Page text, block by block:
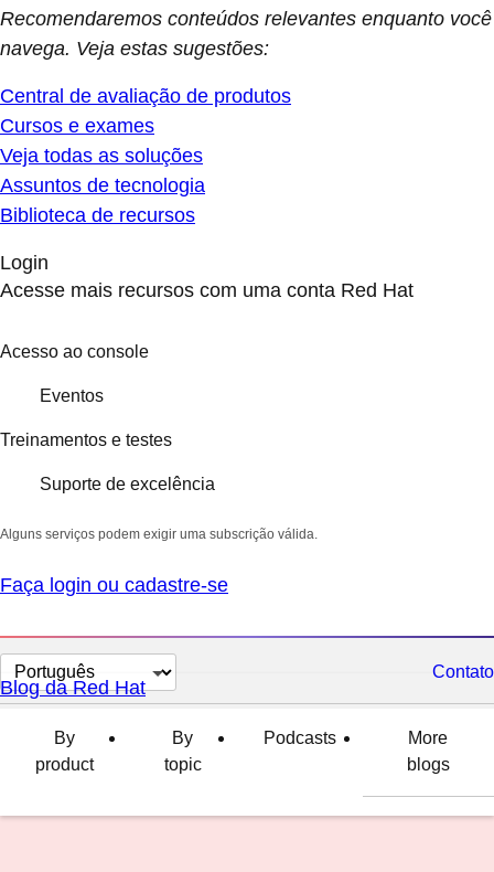
Recomendaremos conteúdos relevantes enquanto você
navega. Veja estas sugestões:
Central de avaliação de produtos
Cursos e exames
Veja todas as soluções
Assuntos de tecnologia
Biblioteca de recursos
Login
Acesse mais recursos com uma conta Red Hat
Acesso ao console
Eventos
Treinamentos e testes
Suporte de excelência
Alguns serviços podem exigir uma subscrição válida.
Faça login ou cadastre-se
Selecionar
idioma
Contato
Blog da Red Hat
By
product
By
topic
Podcasts
More
blogs